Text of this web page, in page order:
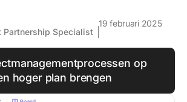
Partnership Specialist
19 februari 2025
op
hoger plan brengen